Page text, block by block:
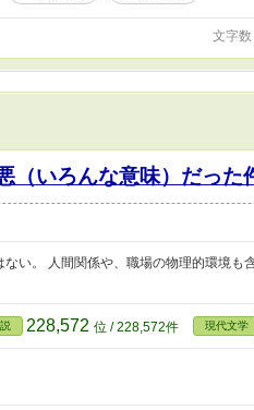
文字
（いろんな意味）だった
い。 人間関係や、職場の物理的環境も
228,572 位 / 228,572件 現代文学